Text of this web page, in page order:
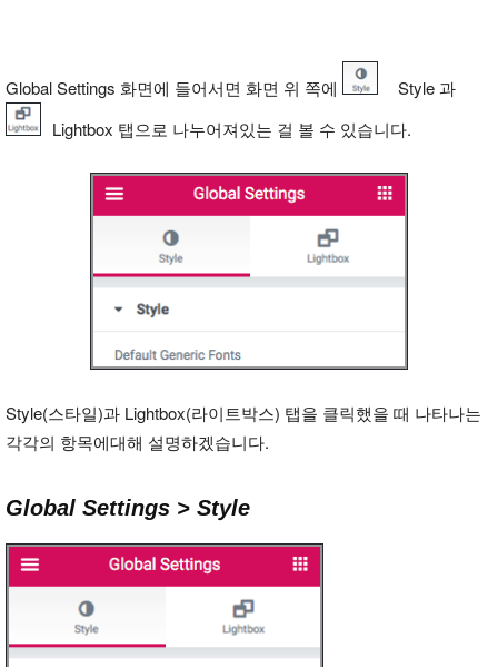
Global Settings 화면에 들어서면 화면 위 쪽에
Style 과
Lightbox 탭으로 나누어져있는 걸 볼 수 있습니다.
Style(스타일)과 Lightbox(라이트박스) 탭을 클릭했을 때 나타나는
각각의 항목에대해 설명하겠습니다.
Global Settings > Style